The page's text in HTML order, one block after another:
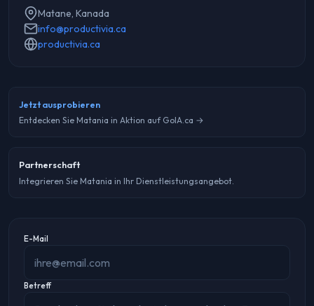
Matane, Kanada
info@productivia.ca
productivia.ca
Jetzt ausprobieren
Entdecken Sie Matania in Aktion auf GoIA.ca →
Partnerschaft
Integrieren Sie Matania in Ihr Dienstleistungsangebot.
E-Mail
Betreff